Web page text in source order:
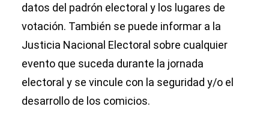
datos del padrón electoral y los lugares de
votación. También se puede informar a la
Justicia Nacional Electoral sobre cualquier
evento que suceda durante la jornada
electoral y se vincule con la seguridad y/o el
desarrollo de los comicios.